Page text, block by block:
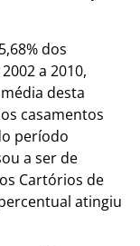
dos
a 2010,
desta
casamentos
período
a ser de
Cartórios de
atingiu